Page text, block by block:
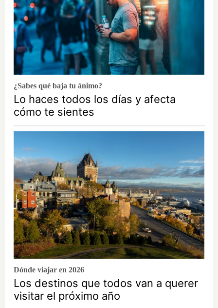
¿Sabes qué baja tu ánimo?
Lo haces todos los días y afecta
cómo te sientes
Dónde viajar en 2026
Los destinos que todos van a querer
visitar el próximo año